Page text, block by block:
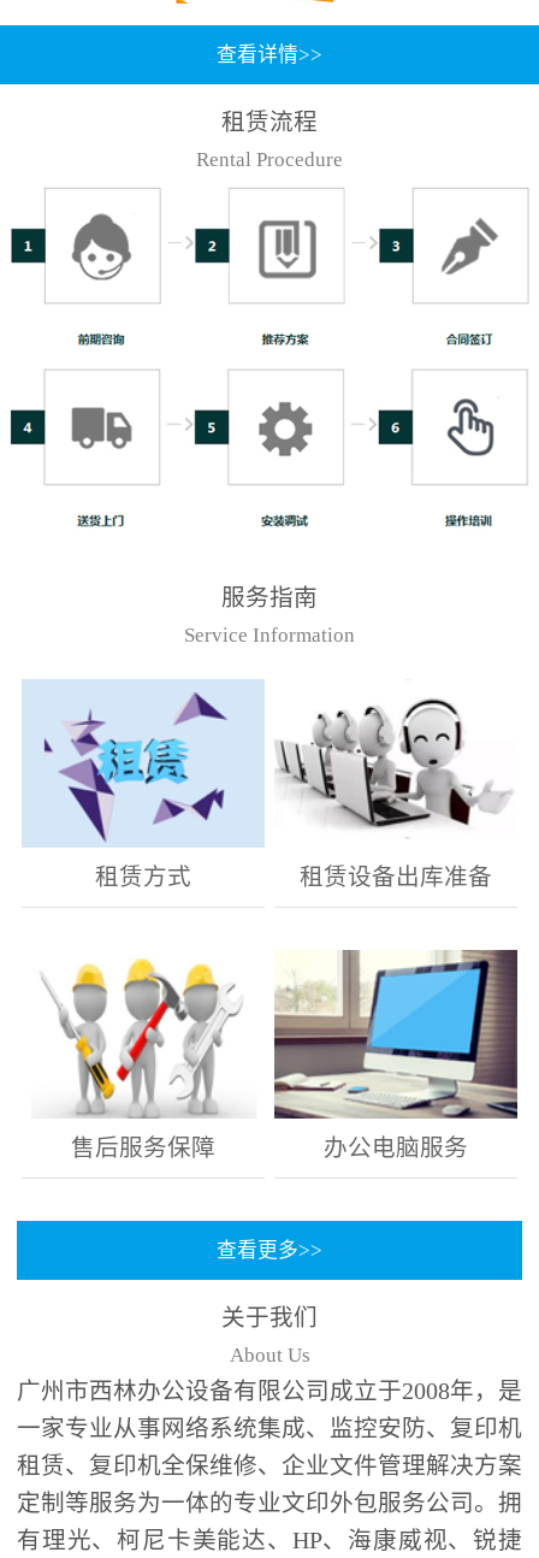
查看详情>>
租赁流程
Rental Procedure
服务指南
Service Information
租赁方式 租赁设备出库准备
售后服务保障 办公电脑服务
查看更多>>
关于我们
About Us
广州市西林办公设备有限公司成立于2008年，是
一家专业从事网络系统集成、监控安防、复印机
租赁、复印机全保维修、企业文件管理解决方案
定制等服务为一体的专业文印外包服务公司。拥
有理光、柯尼卡美能达、HP、海康威视、锐捷